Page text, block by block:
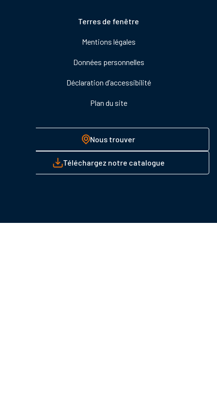
Terres de fenêtre
Mentions légales
Données personnelles
Déclaration d’accessibilité
Plan du site
Nous trouver
Téléchargez notre catalogue